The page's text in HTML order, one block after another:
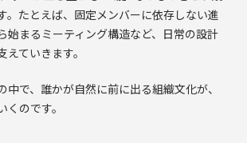
。たとえば、固定メンバーに依存しない進
始まるミーティング構造など、日常の設計
ていきます。
中で、誰かが自然に前に出る組織文化が、
のです。